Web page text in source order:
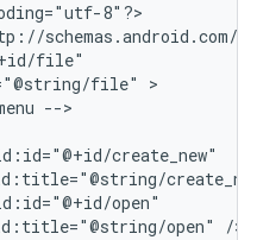
8"?>
file"
open"